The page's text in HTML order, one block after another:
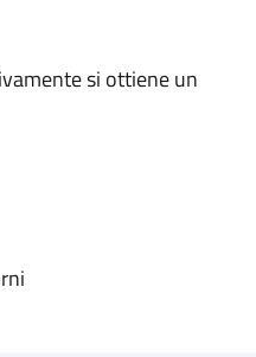
si ottiene un